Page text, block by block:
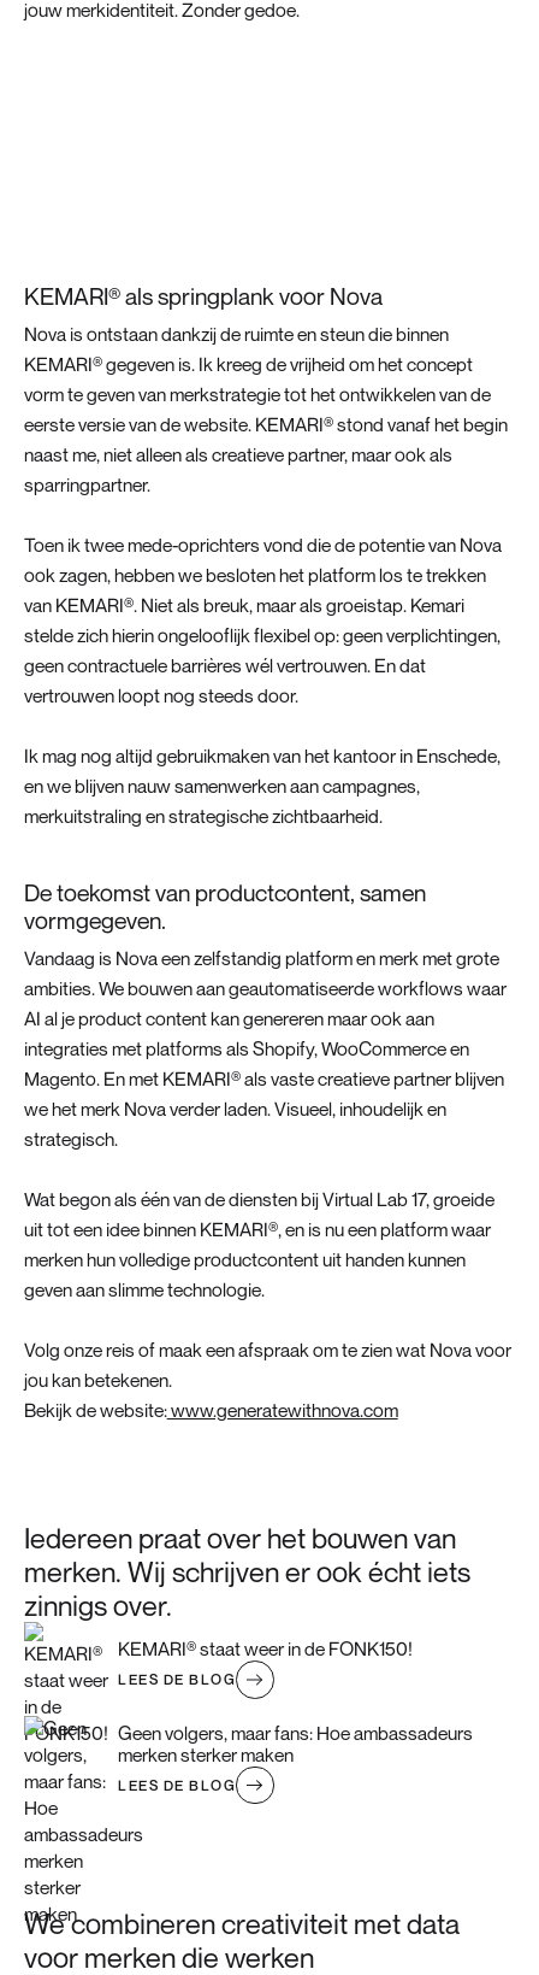
jouw merkidentiteit. Zonder gedoe.
KEMARI® als springplank voor Nova
Nova is ontstaan dankzij de ruimte en steun die binnen
KEMARI® gegeven is. Ik kreeg de vrijheid om het concept
vorm te geven van merkstrategie tot het ontwikkelen van de
eerste versie van de website. KEMARI® stond vanaf het begin
naast me, niet alleen als creatieve partner, maar ook als
sparringpartner.
Toen ik twee mede-oprichters vond die de potentie van Nova
ook zagen, hebben we besloten het platform los te trekken
van KEMARI®. Niet als breuk, maar als groeistap. Kemari
stelde zich hierin ongelooflijk flexibel op: geen verplichtingen,
geen contractuele barrières wél vertrouwen. En dat
vertrouwen loopt nog steeds door.
Ik mag nog altijd gebruikmaken van het kantoor in Enschede,
en we blijven nauw samenwerken aan campagnes,
merkuitstraling en strategische zichtbaarheid.
De toekomst van productcontent, samen
vormgegeven.
Vandaag is Nova een zelfstandig platform en merk met grote
ambities. We bouwen aan geautomatiseerde workflows waar
AI al je product content kan genereren maar ook aan
integraties met platforms als Shopify, WooCommerce en
Magento. En met KEMARI® als vaste creatieve partner blijven
we het merk Nova verder laden. Visueel, inhoudelijk en
strategisch.
Wat begon als één van de diensten bij Virtual Lab 17, groeide
uit tot een idee binnen KEMARI®, en is nu een platform waar
merken hun volledige productcontent uit handen kunnen
geven aan slimme technologie.
Volg onze reis of maak een afspraak om te zien wat Nova voor
jou kan betekenen.
Bekijk de website:www.generatewithnova.com
Iedereen praat over het bouwen van
merken. Wij schrijven er ook écht iets
zinnigs over.
KEMARI® staat weer in de FONK150!
LEES DE BLOG
Geen volgers, maar fans: Hoe ambassadeurs
merken sterker maken
LEES DE BLOG
We combineren creativiteit met data
voor merken die werken